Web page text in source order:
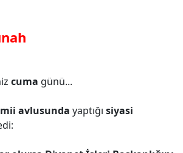
cuma günü...
avlusunda yaptığı siyasi